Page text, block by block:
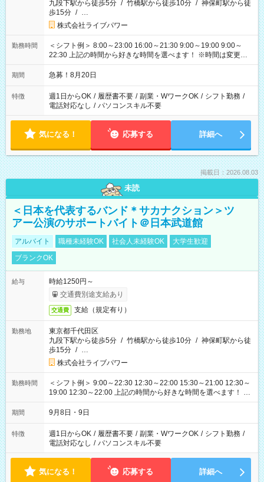
九段下駅から徒歩5分 / 竹橋駅から徒歩10分 / 神保町駅から徒
歩15分 / …
株式会社ライブパワー
勤務時間
＜シフト例＞ 8:00～23:00 16:00～21:30 9:00～19:00 9:00～
22:30 上記の時間から好きな時間を選べます！ ※時間は変更と
なる可能性があります
期間 急募！8月20日
特徴 週1日からOK / 履歴書不要 / 副業・WワークOK / シフト勤務 /
電話対応なし / パソコンスキル不要
気になる！ 応募する 詳細へ
掲載日：2026.08.03
未読
＜日本を代表するバンド＊サカナクション＞ツ
アー公演のサポートバイト＠日本武道館
アルバイト 職種未経験OK 社会人未経験OK
大学生歓迎
ブランクOK
給与
時給1250円～
交通費別途支給あり
交通費 支給（規定有り）
勤務地
東京都千代田区
九段下駅から徒歩5分 / 竹橋駅から徒歩10分 / 神保町駅から徒
歩15分 / …
株式会社ライブパワー
勤務時間
＜シフト例＞ 9:00～22:30 12:30～22:00 15:30～21:00 12:30～
19:00 12:30～22:00 上記の時間から好きな時間を選べます！ ※
時間は変更となる可能性があります
期間 9月8日・9日
特徴 週1日からOK / 履歴書不要 / 副業・WワークOK / シフト勤務 /
電話対応なし / パソコンスキル不要
気になる！ 応募する 詳細へ